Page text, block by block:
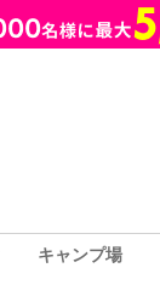
キャンプ場